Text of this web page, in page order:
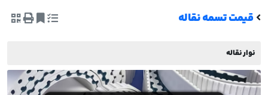
قیمت تسمه نقاله
نوار نقاله